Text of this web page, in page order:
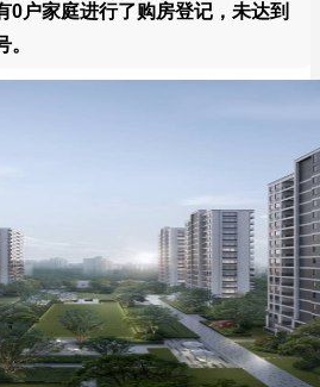
0户家庭进行了购房登记，未达到